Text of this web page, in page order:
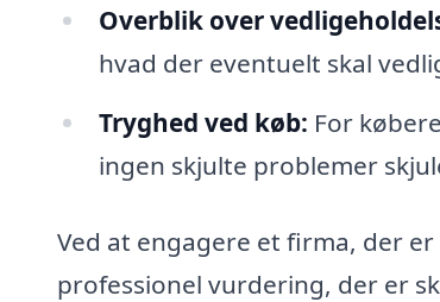
Overblik over
hvad der eventuelt skal
Tryghed ved køb: For
ingen skjulte problemer
Ved at engagere et firma, der
professionel vurdering, der er